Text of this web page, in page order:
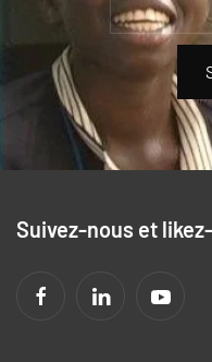
Suivez-nous et